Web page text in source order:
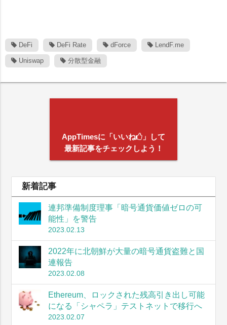
DeFi DeFi Rate dForce LendF.me
Uniswap 分散型金融
AppTimesに「いいね
」して
最新記事をチェックしよう！
新着記事
連邦準備制度理事「暗号通貨価値ゼロの可
能性」を警告
2023.02.13
2022年に北朝鮮が大量の暗号通貨盗難と国
連報告
2023.02.08
Ethereum、ロックされた残高引き出し可能
になる「シャペラ」テストネットで移行へ
2023.02.07